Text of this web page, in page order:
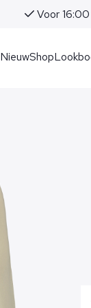
Voor 16:00
NieuwShop